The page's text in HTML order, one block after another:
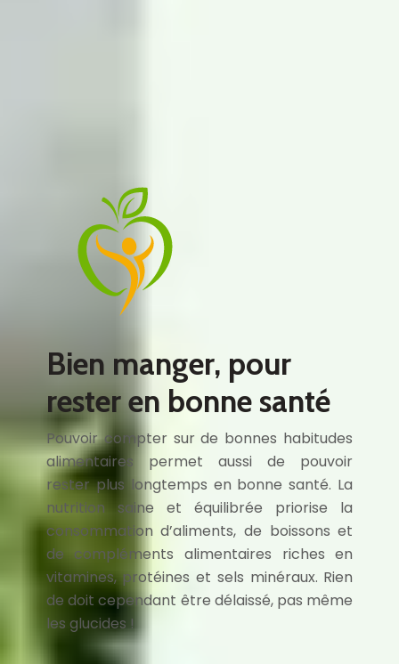
Bien manger, pour
rester en bonne santé
Pouvoir compter sur de bonnes habitudes
alimentaires permet aussi de pouvoir
rester plus longtemps en bonne santé. La
nutrition saine et équilibrée priorise la
consommation d’aliments, de boissons et
de compléments alimentaires riches en
vitamines, protéines et sels minéraux. Rien
de doit cependant être délaissé, pas même
les glucides !